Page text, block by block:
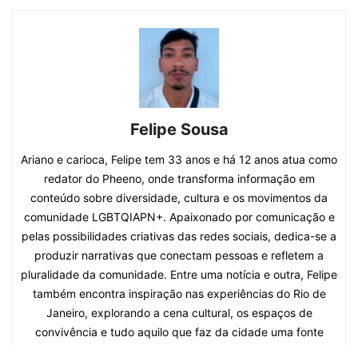
Felipe Sousa
Ariano e carioca, Felipe tem 33 anos e há 12 anos atua como
redator do Pheeno, onde transforma informação em
conteúdo sobre diversidade, cultura e os movimentos da
comunidade LGBTQIAPN+. Apaixonado por comunicação e
pelas possibilidades criativas das redes sociais, dedica-se a
produzir narrativas que conectam pessoas e refletem a
pluralidade da comunidade. Entre uma notícia e outra, Felipe
também encontra inspiração nas experiências do Rio de
Janeiro, explorando a cena cultural, os espaços de
convivência e tudo aquilo que faz da cidade uma fonte